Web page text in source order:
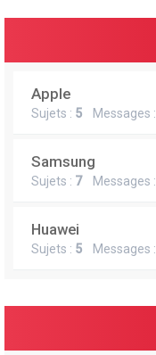
Apple
Sujets : 5 Messages :
Samsung
Sujets : 7Messages :
Huawei
Sujets : 5 Messages :